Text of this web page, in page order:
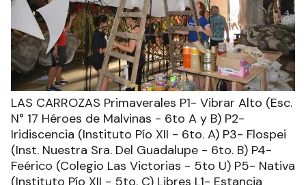
LAS CARROZAS Primaverales P1- Vibrar Alto (Esc.
N° 17 Héroes de Malvinas - 6to A y B) P2-
Iridiscencia (Instituto Pío XII - 6to. A) P3- Flospei
(Inst. Nuestra Sra. Del Guadalupe - 6to. B) P4-
Feérico (Colegio Las Victorias - 5to U) P5- Nativa
(Instituto Pío XII - 5to. C) Libres L1- Estancia